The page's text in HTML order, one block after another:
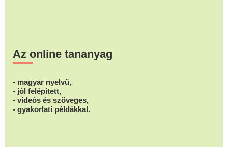
Az online tananyag
- magyar nyelvű,
- jól felépített,
- videós és szöveges,
- gyakorlati példákkal.